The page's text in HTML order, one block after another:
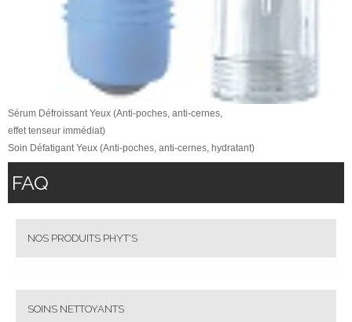
Sérum Défroissant Yeux (Anti-poches, anti-cernes,
effet tenseur immédiat)
Soin Défatigant Yeux (Anti-poches, anti-cernes, hydratant)
FAQ
NOS PRODUITS PHYT'S
SOINS NETTOYANTS